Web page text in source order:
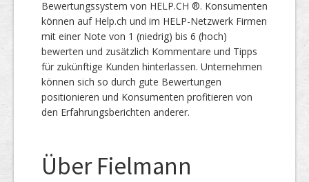
Bewertungssystem von HELP.CH ®. Konsumenten
können auf Help.ch und im HELP-Netzwerk Firmen
mit einer Note von 1 (niedrig) bis 6 (hoch)
bewerten und zusätzlich Kommentare und Tipps
für zukünftige Kunden hinterlassen. Unternehmen
können sich so durch gute Bewertungen
positionieren und Konsumenten profitieren von
den Erfahrungsberichten anderer.
Über Fielmann